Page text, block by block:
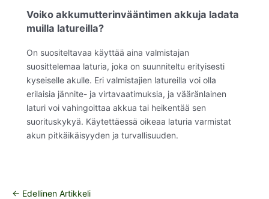
Voiko akkumutterinvääntimen akkuja ladata
muilla latureilla?
On suositeltavaa käyttää aina valmistajan
suosittelemaa laturia, joka on suunniteltu erityisesti
kyseiselle akulle. Eri valmistajien latureilla voi olla
erilaisia jännite- ja virtavaatimuksia, ja vääränlainen
laturi voi vahingoittaa akkua tai heikentää sen
suorituskykyä. Käytettäessä oikeaa laturia varmistat
akun pitkäikäisyyden ja turvallisuuden.
← Edellinen Artikkeli